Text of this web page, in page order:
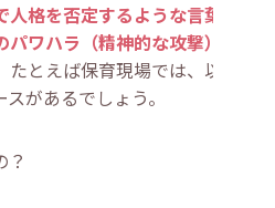
格を否定するような言葉を浴
ワハラ（精神的な攻撃）に該
たとえば保育現場では、以下の
があるでしょう。
？